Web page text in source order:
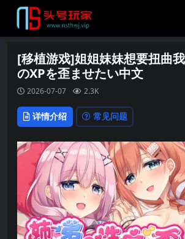
[移植游戏]姐姐妹妹想要扭曲
のXPを歪ませたい中文
2026-07-07 2.3K
详情介绍 常见问题